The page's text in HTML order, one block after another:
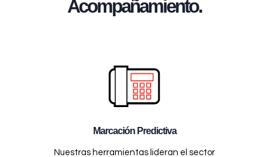
Acompañamiento.
Marcación Predictiva
Nuestras herramientas lideran el sector